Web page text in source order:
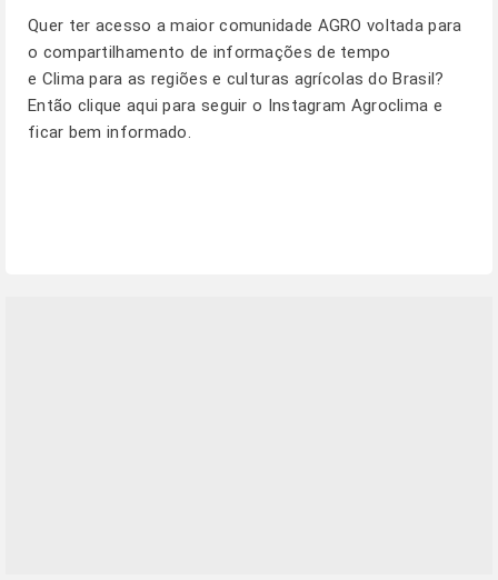
Quer ter acesso a maior comunidade AGRO voltada para
o compartilhamento de informações de tempo
e Clima para as regiões e culturas agrícolas do Brasil?
Então clique aqui para seguir o Instagram Agroclima e
ficar bem informado.